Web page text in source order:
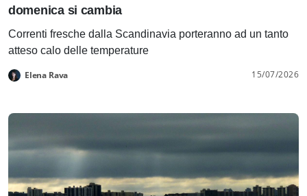
domenica si cambia
Correnti fresche dalla Scandinavia porteranno ad un tanto
atteso calo delle temperature
Elena Rava 15/07/2026